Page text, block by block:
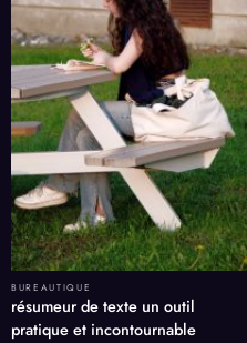
BUREAUTIQUE
résumeur de texte un outil
pratique et incontournable